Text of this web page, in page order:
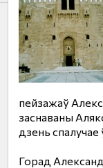
пейзажаў
заснаваны
дзень спалучае
Горад